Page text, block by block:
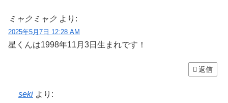
ミャクミャク より:
2025年5月7日 12:28 AM
星くんは1998年11月3日生まれです！
返信
seki より: